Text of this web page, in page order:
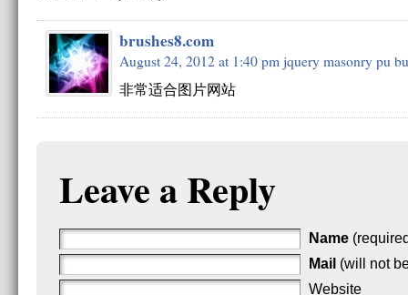
brushes8.com
August 24, 2012 at 1:40 pm jquery masonry pu
非常适合图片网站
Leave a Reply
Name
Mail (will not
Website